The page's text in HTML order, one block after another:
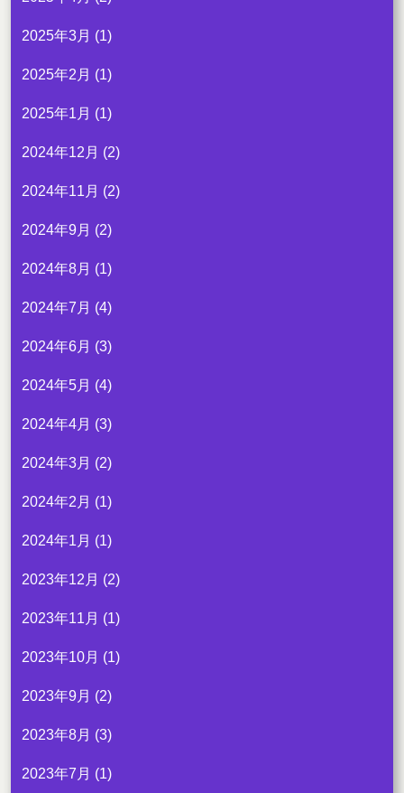
2025年3月 (1)
2025年2月 (1)
2025年1月 (1)
2024年12月 (2)
2024年11月 (2)
2024年9月 (2)
2024年8月 (1)
2024年7月 (4)
2024年6月 (3)
2024年5月 (4)
2024年4月 (3)
2024年3月 (2)
2024年2月 (1)
2024年1月 (1)
2023年12月 (2)
2023年11月 (1)
2023年10月 (1)
2023年9月 (2)
2023年8月 (3)
2023年7月 (1)